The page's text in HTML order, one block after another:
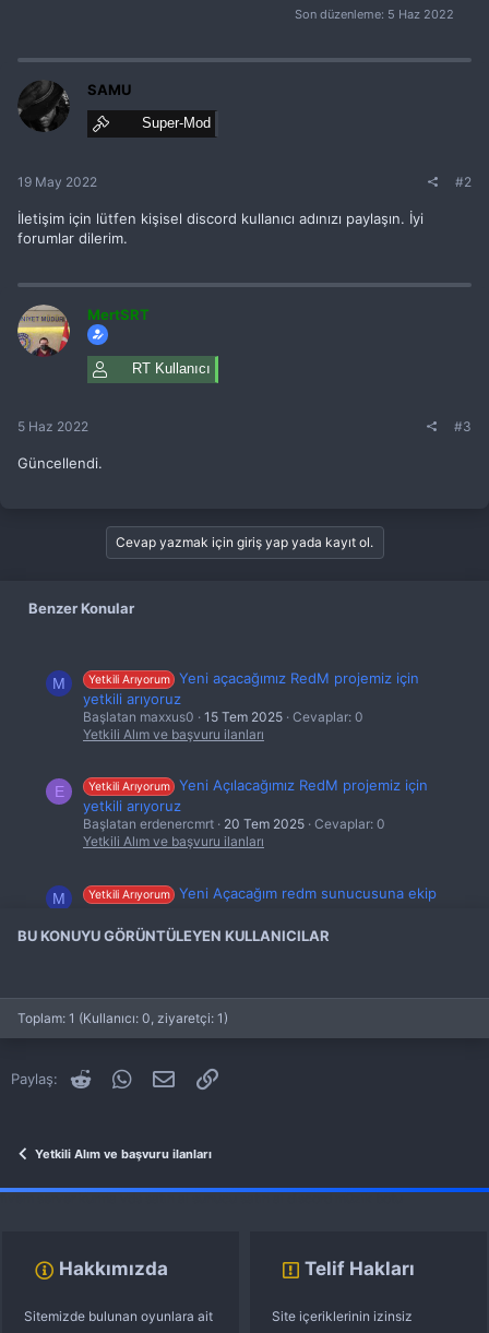
Son düzenleme: 5 Haz 2022
SAMU
Super-Mod
19 May 2022 #2
İletişim için lütfen kişisel discord kullanıcı adınızı paylaşın. İyi
forumlar dilerim.
MertSRT
RT Kullanıcı
5 Haz 2022 #3
Güncellendi.
Cevap yazmak için giriş yap yada kayıt ol.
Benzer Konular
M Yetkili Arıyorum
Yeni açacağımız RedM projemiz için
yetkili arıyoruz
Başlatan maxxus0 15 Tem 2025 Cevaplar: 0
Yetkili Alım ve başvuru ilanları
E Yetkili Arıyorum
Yeni Açılacağımız RedM projemiz için
yetkili arıyoruz
Başlatan erdenercmrt 20 Tem 2025 Cevaplar: 0
Yetkili Alım ve başvuru ilanları
M Yetkili Arıyorum
Yeni Açacağım redm sunucusuna ekip
Başlatan maxxus0 3 Tem 2025 Cevaplar: 3
Yetkili Arıyorum
YENİ AÇACAĞIMIZ REDM PROJEMİZ
İÇİN YETKİLİ ARIYORUZ
Başlatan adrikdiyorlar 15 Tem 2024 Cevaplar: 2
Başlatan Nex 4 May 2022
Yetkili Alım ve başvuru ilanları
BU KONUYU GÖRÜNTÜLEYEN KULLANICILAR
Toplam: 1 (Kullanıcı: 0, ziyaretçi: 1)
Paylaş: RedditWhatsApp
E-postaLink
Yetkili Alım ve başvuru ilanları
Hakkımızda
Sitemizde bulunan oyunlara ait
Telif Hakları
Site içeriklerinin izinsiz